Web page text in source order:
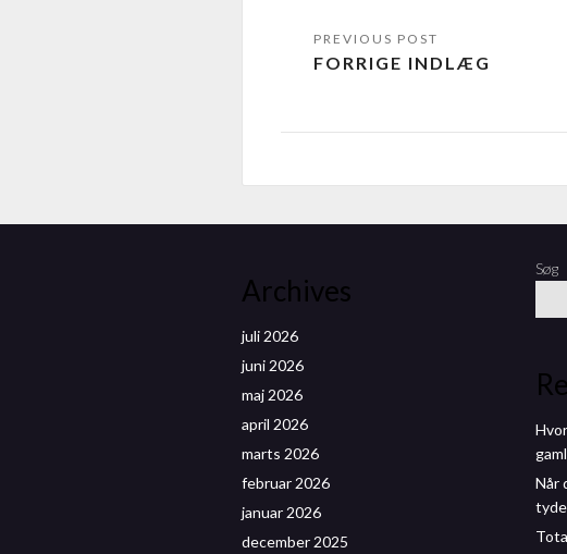
FORRIGE INDLÆG
Archives
juli 2026
juni 2026
maj 2026
april 2026
marts 2026
februar 2026
januar 2026
december 2025
Søg
Når